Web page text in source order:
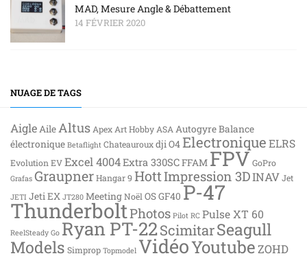
MAD, Mesure Angle & Débattement
14 FÉVRIER 2020
NUAGE DE TAGS
AigleAile Altus Apex Art Hobby ASA AutogyreBalance
électronique Betaflight Chateaurouxdji O4Electronique ELRS
Evolution EVExcel 4004Extra 330SCFFAM FPVGoPro
Grafas GraupnerHangar 9 HottImpression 3DINAVJet
JETI Jeti EX JT280 MeetingNoël OS GF40 P-47
ThunderboltPhotos Pilot RC Pulse XT 60
ReelSteady Go Ryan PT-22ScimitarSeagull
Models Simprop Topmodel VidéoYoutube ZOHD